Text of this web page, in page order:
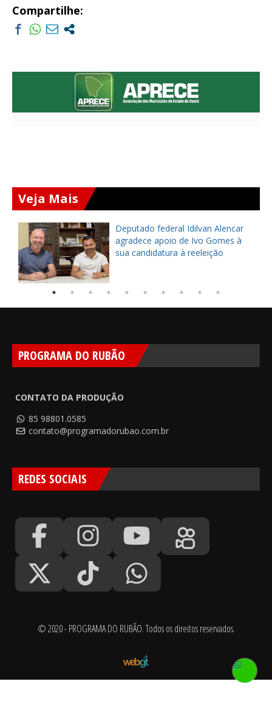
Compartilhe:
Veja Mais
Deputado federal Idilvan Alencar
agradece apoio de Ivo Gomes à
sua candidatura à reeleição
PROGRAMA DO RUBÃO
CONTATO DA PRODUÇÃO
85 98801.0585
contato@programadorubao.com.br
REDES SOCIAIS
© 2020 - PROGRAMA DO RUBÃO. Todos os direitos reservados.